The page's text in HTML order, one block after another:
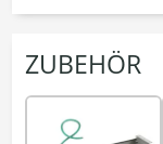
ZUBEHÖR